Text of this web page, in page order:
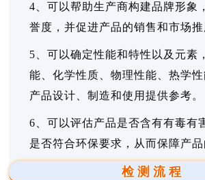
4、可以帮助生产商构建品牌形象
誉度，并促进产品的销售和市场推
5、可以确定性能和特性以及元素
能、化学性质、物理性能、热学
产品设计、制造和使用提供参考。
6、可以评估产品是否含有有毒有
是否符合环保要求，从而保障产品
检测流程